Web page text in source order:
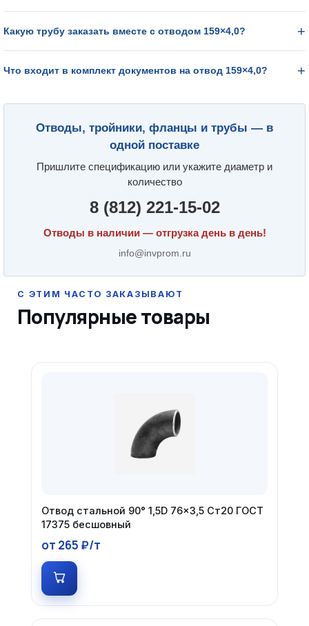
Какую трубу заказать вместе с отводом 159×4,0?
Что входит в комплект документов на отвод 159×4,0?
Отводы, тройники, фланцы и трубы — в
одной поставке
Пришлите спецификацию или укажите диаметр и
количество
8 (812) 221-15-02
Отводы в наличии — отгрузка день в день!
info@invprom.ru
Популярные товары
Отвод стальной 90° 1,5D 76×3,5 Ст20 ГОСТ
17375 бесшовный
от 265 ₽/т